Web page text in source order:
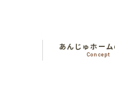
あんじゅホー
Concept